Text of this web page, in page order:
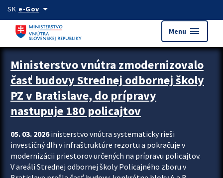
Preskocit na hlavný obsah
SK e-Govarrow_drop_down
Menu menu
Ministerstvo vnútra zmodernizovalo
časť budovy Strednej odbornej školy
PZ v Bratislave, do prípravy
nastupuje 180 policajtov
05. 03. 2026inisterstvo vnútra systematicky rieši
investičný dlh v infraštruktúre rezortu a pokračuje v
modernizácii priestorov určených na prípravu policajtov.
V areáli Strednej odbornej školy Policajného zboru v